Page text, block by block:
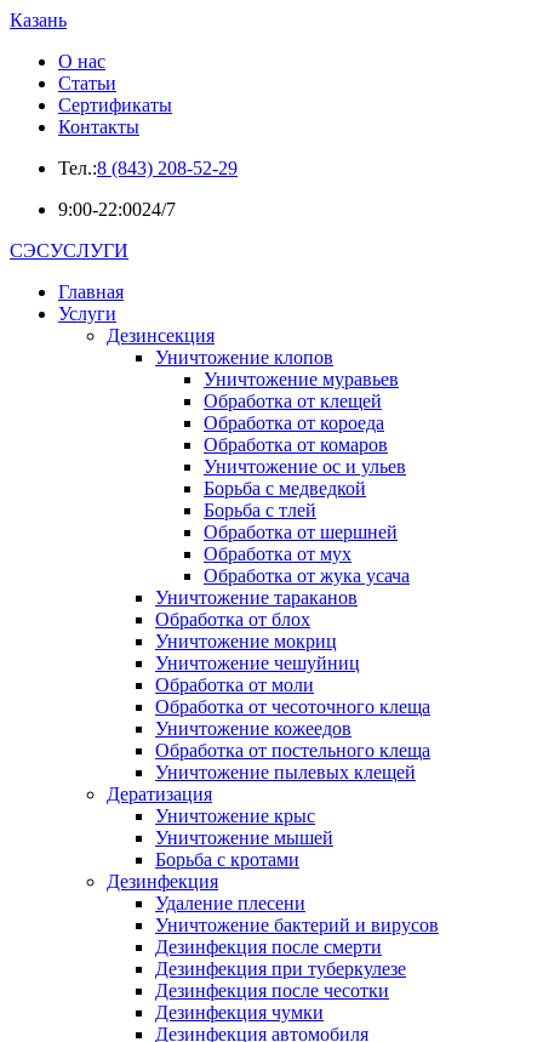
Казань
О нас
Статьи
Сертификаты
Контакты
Тел.:8 (843) 208-52-29
9:00-22:0024/7
СЭСУСЛУГИ
Главная
Услуги
Дезинсекция
Уничтожение клопов
Уничтожение муравьев
Обработка от клещей
Обработка от короеда
Обработка от комаров
Уничтожение ос и ульев
Борьба с медведкой
Борьба с тлей
Обработка от шершней
Обработка от мух
Обработка от жука усача
Уничтожение тараканов
Обработка от блох
Уничтожение мокриц
Уничтожение чешуйниц
Обработка от моли
Обработка от чесоточного клеща
Уничтожение кожеедов
Обработка от постельного клеща
Уничтожение пылевых клещей
Дератизация
Уничтожение крыс
Уничтожение мышей
Борьба с кротами
Дезинфекция
Удаление плесени
Уничтожение бактерий и вирусов
Дезинфекция после смерти
Дезинфекция при туберкулезе
Дезинфекция после чесотки
Дезинфекция чумки
Дезинфекция автомобиля